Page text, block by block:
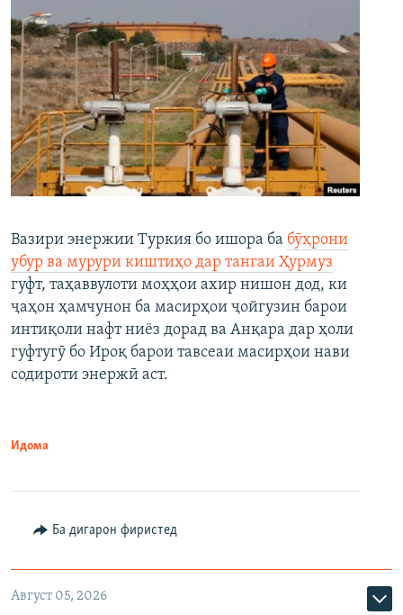
Вазири энержии Туркия бо ишора ба бӯҳрони
убур ва мурури киштиҳо дар тангаи Ҳурмуз
гуфт, таҳаввулоти моҳҳои ахир нишон дод, ки
ҷаҳон ҳамчунон ба масирҳои ҷойгузин барои
интиқоли нафт ниёз дорад ва Анқара дар ҳоли
гуфтугӯ бо Ироқ барои тавсеаи масирҳои нави
содироти энержӣ аст.
Идома
Ба дигарон фиристед
Август 05, 2026